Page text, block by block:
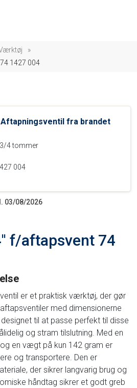
»
1427 004
fra brandet
4 tommer
004
03/08/2026
f/aftapsvent 74
er et praktisk værktøj, der gør
med dimensionerne
til at passe perfekt til disse
og stram tilslutning. Med en
en vægt på kun 142 gram er
og transportere. Den er
der sikrer langvarig brug og
håndtag sikrer et godt greb